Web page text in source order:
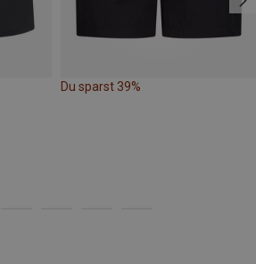
Du sparst 39%